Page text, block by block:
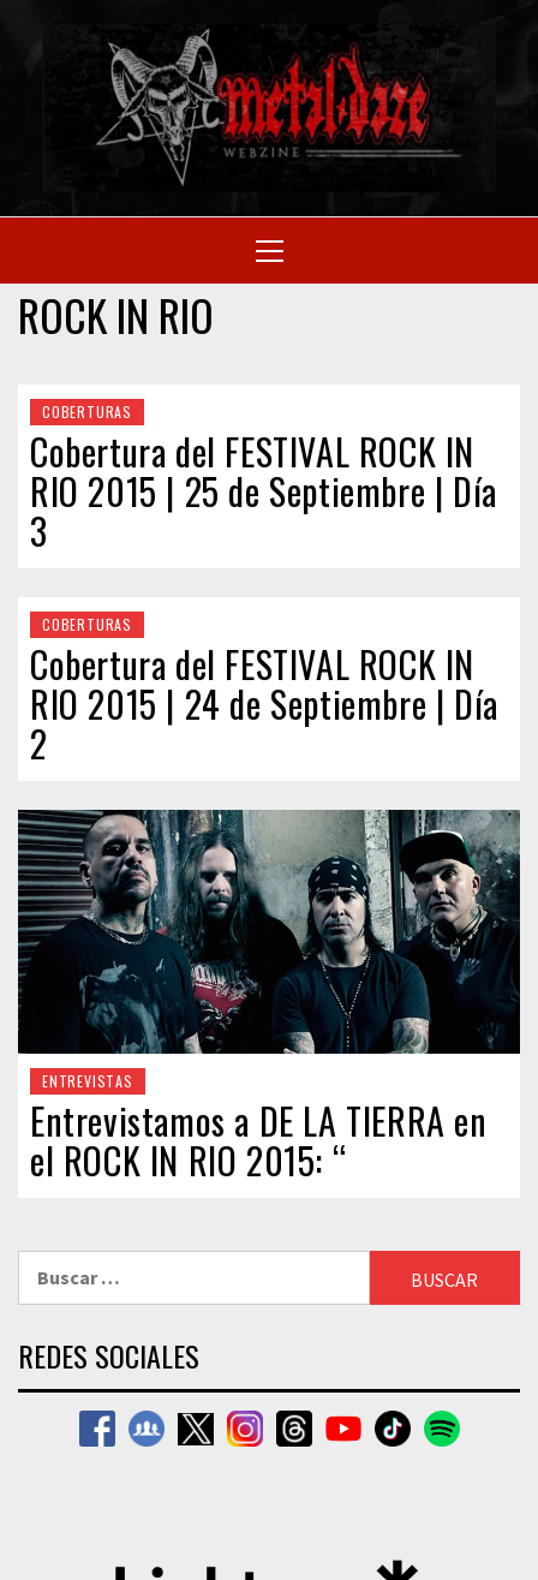
SITIO OFICIAL
Menu
ROCK IN RIO
COBERTURAS
Cobertura del FESTIVAL ROCK IN
RIO 2015 | 25 de Septiembre | Día
3
COBERTURAS
Cobertura del FESTIVAL ROCK IN
RIO 2015 | 24 de Septiembre | Día
2
ENTREVISTAS
Entrevistamos a DE LA TIERRA en
el ROCK IN RIO 2015: “
REDES SOCIALES